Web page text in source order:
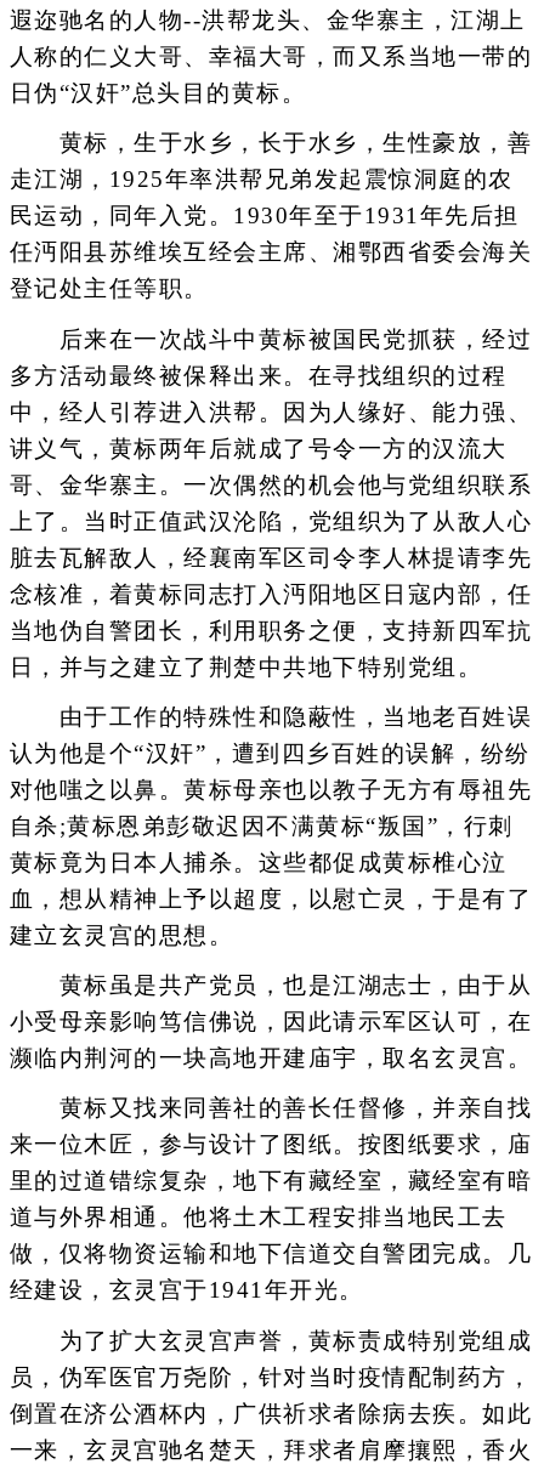
遐迩驰名的人物--洪帮龙头、金华寨主，江湖上
人称的仁义大哥、幸福大哥，而又系当地一带的
日伪“汉奸”总头目的黄标。
黄标，生于水乡，长于水乡，生性豪放，善
走江湖，1925年率洪帮兄弟发起震惊洞庭的农
民运动，同年入党。1930年至于1931年先后担
任沔阳县苏维埃互经会主席、湘鄂西省委会海关
登记处主任等职。
后来在一次战斗中黄标被国民党抓获，经过
多方活动最终被保释出来。在寻找组织的过程
中，经人引荐进入洪帮。因为人缘好、能力强、
讲义气，黄标两年后就成了号令一方的汉流大
哥、金华寨主。一次偶然的机会他与党组织联系
上了。当时正值武汉沦陷，党组织为了从敌人心
脏去瓦解敌人，经襄南军区司令李人林提请李先
念核准，着黄标同志打入沔阳地区日寇内部，任
当地伪自警团长，利用职务之便，支持新四军抗
日，并与之建立了荆楚中共地下特别党组。
由于工作的特殊性和隐蔽性，当地老百姓误
认为他是个“汉奸”，遭到四乡百姓的误解，纷纷
对他嗤之以鼻。黄标母亲也以教子无方有辱祖先
自杀;黄标恩弟彭敬迟因不满黄标“叛国”，行刺
黄标竟为日本人捕杀。这些都促成黄标椎心泣
血，想从精神上予以超度，以慰亡灵，于是有了
建立玄灵宫的思想。
黄标虽是共产党员，也是江湖志士，由于从
小受母亲影响笃信佛说，因此请示军区认可，在
濒临内荆河的一块高地开建庙宇，取名玄灵宫。
黄标又找来同善社的善长任督修，并亲自找
来一位木匠，参与设计了图纸。按图纸要求，庙
里的过道错综复杂，地下有藏经室，藏经室有暗
道与外界相通。他将土木工程安排当地民工去
做，仅将物资运输和地下信道交自警团完成。几
经建设，玄灵宫于1941年开光。
为了扩大玄灵宫声誉，黄标责成特别党组成
员，伪军医官万尧阶，针对当时疫情配制药方，
倒置在济公酒杯内，广供祈求者除病去疾。如此
一来，玄灵宫驰名楚天，拜求者肩摩攘熙，香火